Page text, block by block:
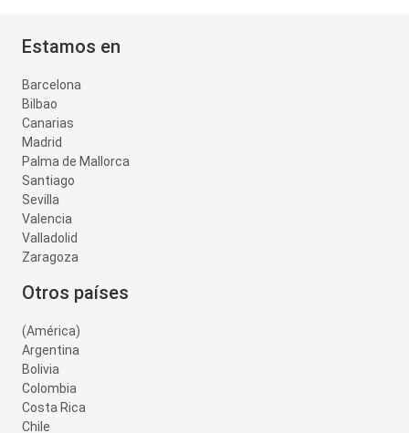
Estamos en
Barcelona
Bilbao
Canarias
Madrid
Palma de Mallorca
Santiago
Sevilla
Valencia
Valladolid
Zaragoza
Otros países
(América)
Argentina
Bolivia
Colombia
Costa Rica
Chile